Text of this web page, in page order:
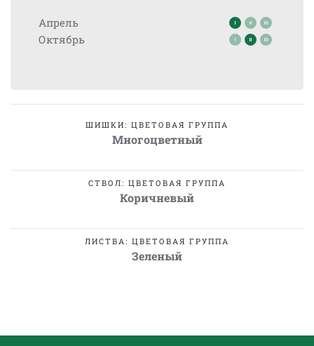
Апрель
Октябрь
ШИШКИ: ЦВЕТОВАЯ ГРУППА
Многоцветный
СТВОЛ: ЦВЕТОВАЯ ГРУППА
Коричневый
ЛИСТВА: ЦВЕТОВАЯ ГРУППА
Зеленый